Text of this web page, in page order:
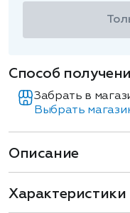
Способ
Забрать в
Выбрать
Описание
Характеристики